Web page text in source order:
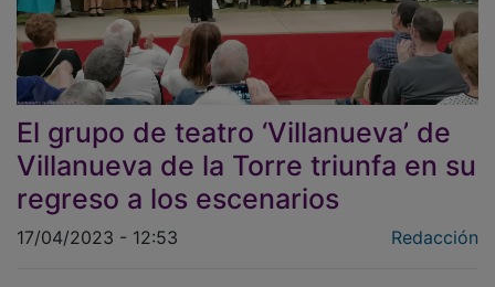
El grupo de teatro ‘Villanueva’ de
Villanueva de la Torre triunfa en su
regreso a los escenarios
17/04/2023 - 12:53 Redacción